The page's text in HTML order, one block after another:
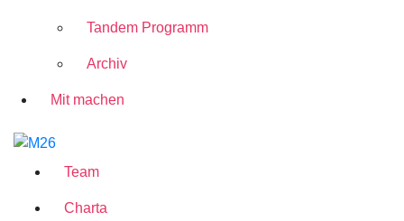
Tandem Programm
Archiv
Mit machen
Team
Charta